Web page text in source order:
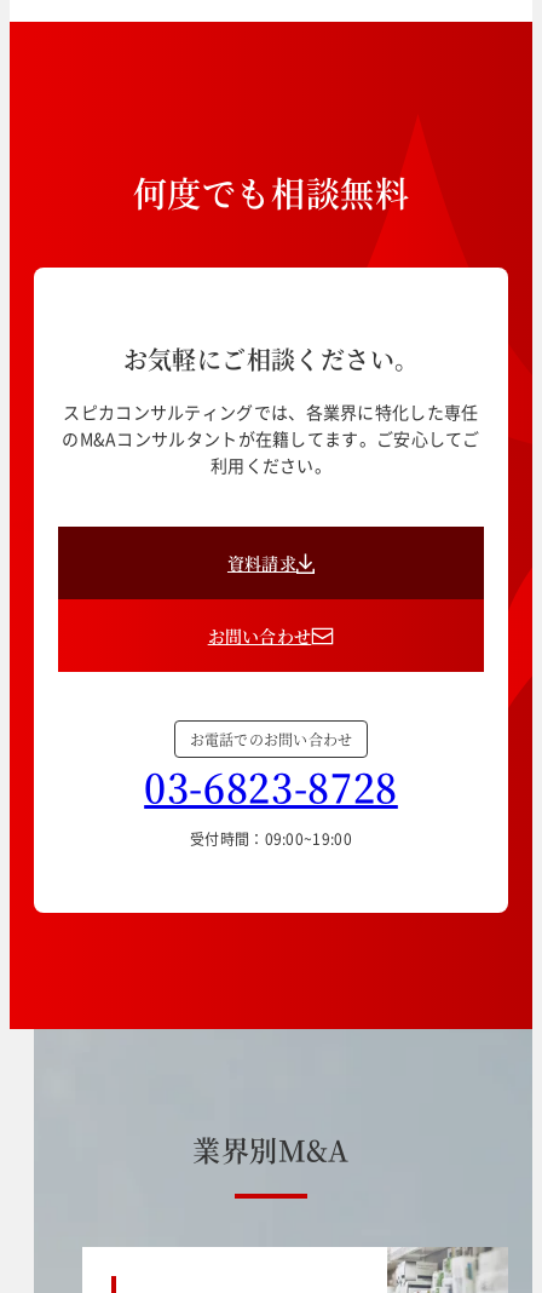
何度でも相談無料
お気軽にご相談ください。
スピカコンサルティングでは、各業界に特化した専任
のM&Aコンサルタントが在籍してます。ご安心してご
利用ください。
資料請求
お問い合わせ
お電話でのお問い合わせ
03-6823-8728
受付時間：09:00~19:00
業界別M&A